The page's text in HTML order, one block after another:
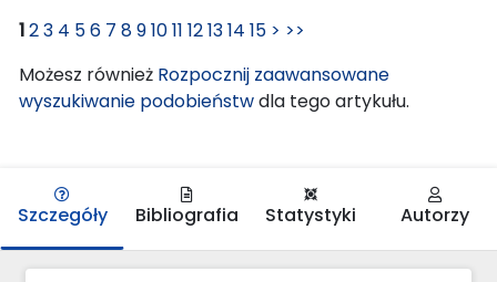
123 4 56 7 891011 121314 15 > >>
Możesz również Rozpocznij zaawansowane
wyszukiwanie podobieństwdla tego artykułu.
Szczegóły Bibliografia Statystyki Autorzy